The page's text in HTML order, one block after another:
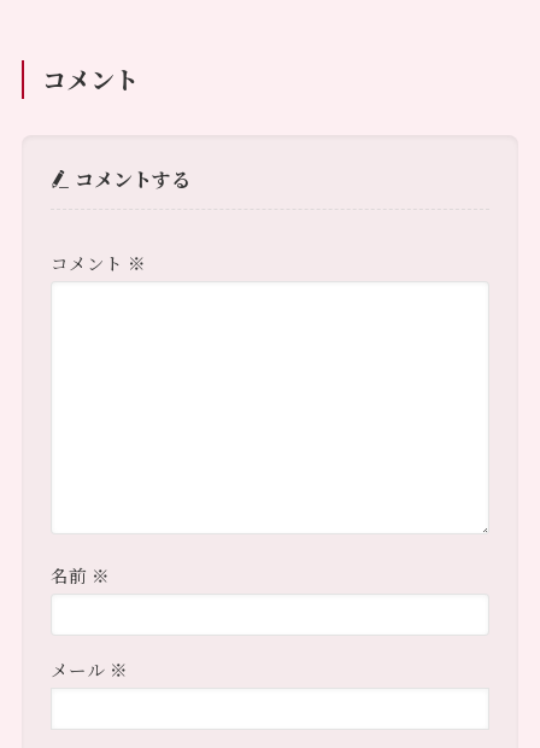
コメント
コメントする
コメント ※
名前 ※
メール ※